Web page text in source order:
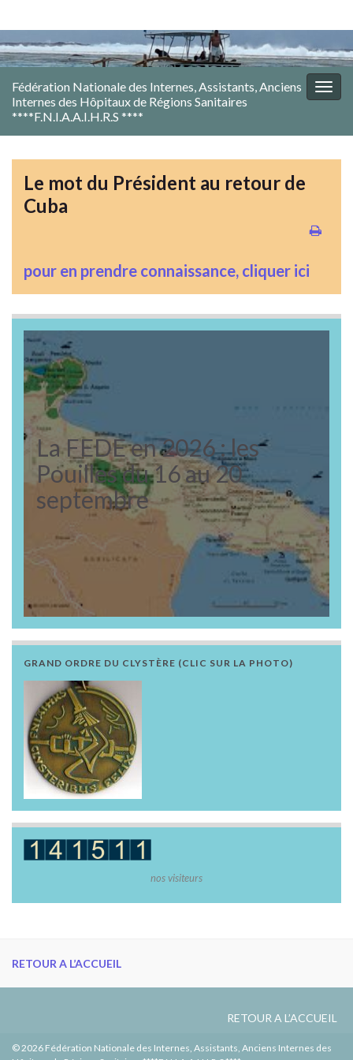
Fédération Nationale des Internes, Assistants, Anciens
Internes des Hôpitaux de Régions Sanitaires
****F.N.I.A.A.I.H.R.S ****
Le mot du Président au retour de
Cuba
pour en prendre connaissance, cliquer ici
La FEDE en 2026 : les
Pouilles du 16 au 20
septembre
GRAND ORDRE DU CLYSTÈRE (CLIC SUR LA PHOTO)
nos visiteurs
RETOUR A L’ACCUEIL
RETOUR A L’ACCUEIL
© 2026 Fédération Nationale des Internes, Assistants, Anciens Internes des